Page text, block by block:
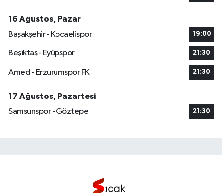
16 Ağustos, Pazar
Başakşehir - Kocaelispor
19:00
Beşiktaş - Eyüpspor 21:30
Amed - Erzurumspor FK 21:30
17 Ağustos, Pazartesi
Samsunspor - Göztepe
21:30